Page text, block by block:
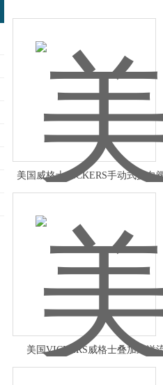
美国威格士VICKERS手动式换向
美国VICKERS威格士叠加式溢